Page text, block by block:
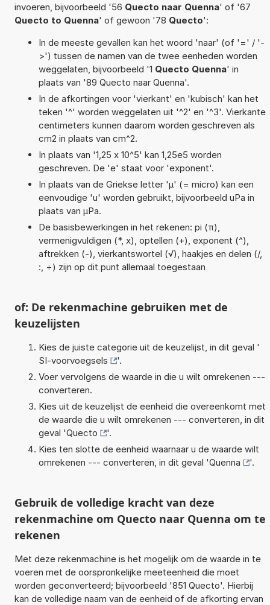
invoeren, bijvoorbeeld '56 Quecto naar Quenna' of '67
Quecto to Quenna' of gewoon '78 Quecto':
In de meeste gevallen kan het woord 'naar' (of '=' / '-
>') tussen de namen van de twee eenheden worden
weggelaten, bijvoorbeeld '1 Quecto Quenna' in
plaats van '89 Quecto naar Quenna'.
In de afkortingen voor 'vierkant' en 'kubisch' kan het
teken '^' worden weggelaten uit '^2' en '^3'. Vierkante
centimeters kunnen daarom worden geschreven als
cm2 in plaats van cm^2.
In plaats van '1,25 x 10^5' kan 1,25e5 worden
geschreven. De 'e' staat voor 'exponent'.
In plaats van de Griekse letter 'µ' (= micro) kan een
eenvoudige 'u' worden gebruikt, bijvoorbeeld uPa in
plaats van µPa.
De basisbewerkingen in het rekenen: pi (π),
vermenigvuldigen (*, x), optellen (+), exponent (^),
aftrekken (-), vierkantswortel (√), haakjes en delen (/,
:, ÷) zijn op dit punt allemaal toegestaan
of: De rekenmachine gebruiken met de
keuzelijsten
Kies de juiste categorie uit de keuzelijst, in dit geval '
SI-voorvoegsels
'.
Voer vervolgens de waarde in die u wilt omrekenen ---
converteren.
Kies uit de keuzelijst de eenheid die overeenkomt met
de waarde die u wilt omrekenen --- converteren, in dit
geval 'Quecto
'.
Kies ten slotte de eenheid waarnaar u de waarde wilt
omrekenen --- converteren, in dit geval 'Quenna '.
Gebruik de volledige kracht van deze
rekenmachine om Quecto naar Quenna om te
rekenen
Met deze rekenmachine is het mogelijk om de waarde in te
voeren met de oorspronkelijke meeteenheid die moet
worden geconverteerd; bijvoorbeeld '851 Quecto'. Hierbij
kan de volledige naam van de eenheid of de afkorting ervan